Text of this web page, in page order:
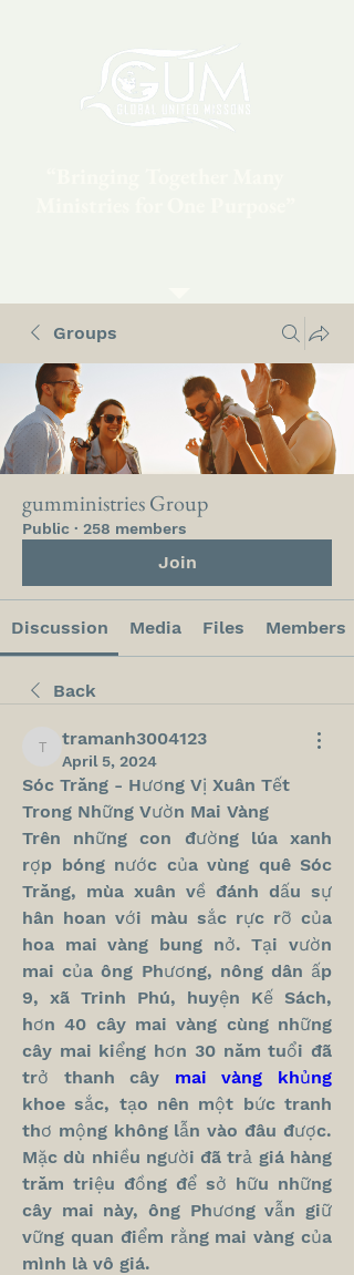
Groups
gumministries Group
Public · 258 members
Join
Discussion Media Files Members
Back
tramanh3004123
tramanh3004123
April 5, 2024
Sóc Trăng - Hương Vị Xuân Tết
Trong Những Vườn Mai Vàng
Trên những con đường lúa xanh
rợp bóng nước của vùng quê Sóc
Trăng, mùa xuân về đánh dấu sự
hân hoan với màu sắc rực rỡ của
hoa mai vàng bung nở. Tại vườn
mai của ông Phương, nông dân ấp
9, xã Trinh Phú, huyện Kế Sách,
hơn 40 cây mai vàng cùng những
cây mai kiểng hơn 30 năm tuổi đã
trở thanh cây mai vàng khủng
khoe sắc, tạo nên một bức tranh
thơ mộng không lẫn vào đâu được.
Mặc dù nhiều người đã trả giá hàng
trăm triệu đồng để sở hữu những
cây mai này, ông Phương vẫn giữ
vững quan điểm rằng mai vàng của
mình là vô giá.